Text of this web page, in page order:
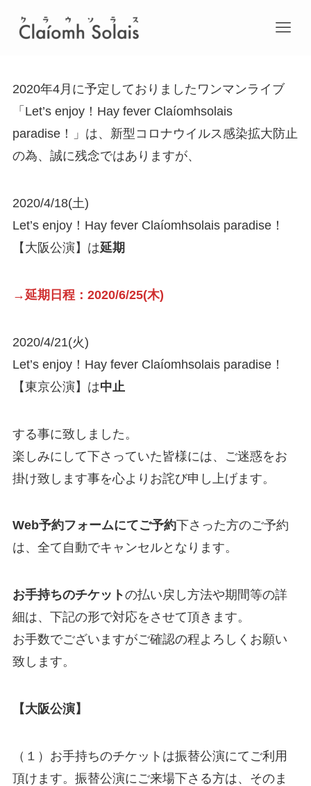
2020年4月に予定しておりましたワンマンライブ
「Let’s enjoy！Hay fever Claíomhsolais
paradise！」は、新型コロナウイルス感染拡大防止
の為、誠に残念ではありますが、
2020/4/18(土)
Let’s enjoy！Hay fever Claíomhsolais paradise！
【大阪公演】は延期
→延期日程：2020/6/25(木)
2020/4/21(火)
Let’s enjoy！Hay fever Claíomhsolais paradise！
【東京公演】は中止
する事に致しました。
楽しみにして下さっていた皆様には、ご迷惑をお
掛け致します事を心よりお詫び申し上げます。
Web予約フォームにてご予約下さった方のご予約
は、全て自動でキャンセルとなります。
お手持ちのチケットの払い戻し方法や期間等の詳
細は、下記の形で対応をさせて頂きます。
お手数でございますがご確認の程よろしくお願い
致します。
【大阪公演】
（１）お手持ちのチケットは振替公演にてご利用
頂けます。振替公演にご来場下さる方は、そのま